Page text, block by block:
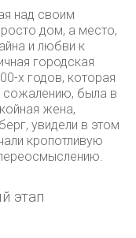
над своим
дом, а место,
и любви к
городская
х годов, которая
сожалению, была в
жена,
увидели в этом
кропотливую
этап